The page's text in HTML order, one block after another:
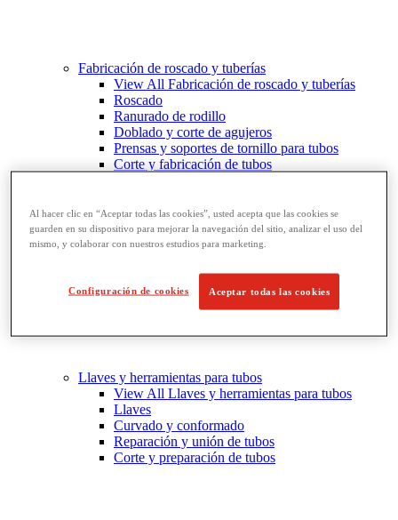
Fabricación de roscado y tuberías
View All Fabricación de roscado y tuberías
Roscado
Ranurado de rodillo
Doblado y corte de agujeros
Prensas y soportes de tornillo para tubos
Corte y fabricación de tubos
Llaves y herramientas para tubos
View All Llaves y herramientas para tubos
Llaves
Curvado y conformado
Reparación y unión de tubos
Corte y preparación de tubos
Al hacer clic en “Aceptar todas las cookies”, usted acepta que las cookies se
guarden en su dispositivo para mejorar la navegación del sitio, analizar el uso del
mismo, y colaborar con nuestros estudios para marketing.
Configuración de cookies Aceptar todas las cookies